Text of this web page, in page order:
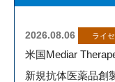
2026.08.06 ライ
米国Mediar
新規抗体医薬品創